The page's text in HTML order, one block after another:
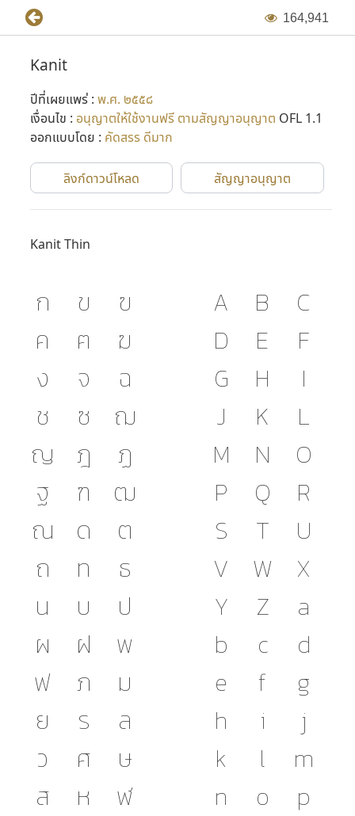
164,941
Kanit
ปีที่เผยแพร่ : พ.ศ. ๒๕๕๘
เงื่อนไข : อนุญาตให้ใช้งานฟรี ตามสัญญาอนุญาต OFL 1.1
ออกแบบโดย : คัดสรร ดีมาก
ลิงก์ดาวน์โหลด สัญญาอนุญาต
Kanit Thin
ก ข
ฃ
ค
ฅ
ฆ
ง
จ
ฉ
ช
ซ
ฌ
ญ
ฎ
ฏ
ฐ
ฑ
ฒ
ณ
ด
ต
ถ
ท
ธ
น
บ
ป
ผ
ฝ
พ
ฟ
ภ
ม
ย
ร
ล
ว
ศ
ษ
ส
ห
ฬ
A B
C
D
E
F
G
H
I
J
K
L
M
N
O
P
Q
R
S
T
U
V
W
X
Y
Z
a
b
c
d
e
f
g
h
i
j
k
l
m
n
o
p